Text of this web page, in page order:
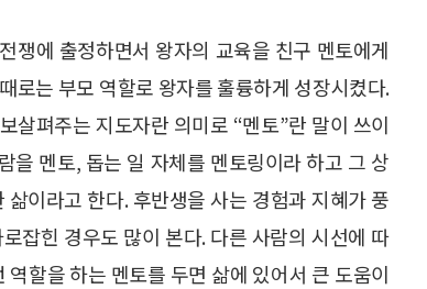
쟁에 출정하면서 왕자의 교육을 친구 멘토에게
로는 부모 역할로 왕자를 훌륭하게 성장시켰다.
살펴주는 지도자란 의미로 “멘토”란 말이 쓰이
을 멘토, 돕는 일 자체를 멘토링이라 하고 그 상
이라고 한다. 후반생을 사는 경험과 지혜가 풍
잡힌 경우도 많이 본다. 다른 사람의 시선에 따
할을 하는 멘토를 두면 삶에 있어서 큰 도움이